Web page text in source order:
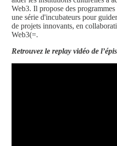
Web3. Il propose des
une série d'incubateurs pour
de projets innovants, en
Web3​(=.
Retrouvez le replay vidéo de